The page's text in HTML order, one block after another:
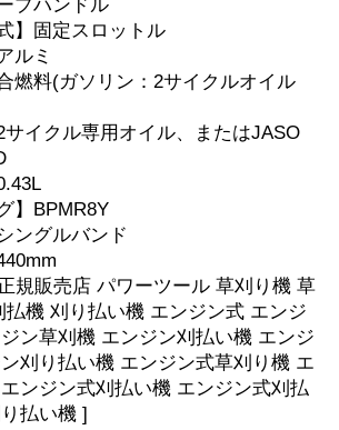
プハンドル
】固定スロットル
ルミ
燃料(ガソリン：2サイクルオイル
イクル専用オイル、またはJASO
】BPMR8Y
ングルバンド
規販売店 パワーツール 草刈り機 草
機 刈り払い機 エンジン式 エンジ
ン草刈機 エンジン刈払い機 エンジ
刈り払い機 エンジン式草刈り機 エ
ンジン式刈払い機 エンジン式刈払
払い機 ]